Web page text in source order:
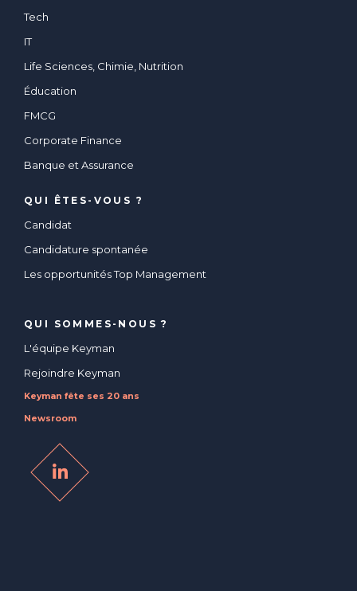
Tech
IT
Life Sciences, Chimie, Nutrition
Éducation
FMCG
Corporate Finance
Banque et Assurance
QUI ÊTES-VOUS ?
Candidat
Candidature spontanée
Les opportunités Top Management
QUI SOMMES-NOUS ?
L'équipe Keyman
Rejoindre Keyman
Keyman fête ses 20 ans
Newsroom